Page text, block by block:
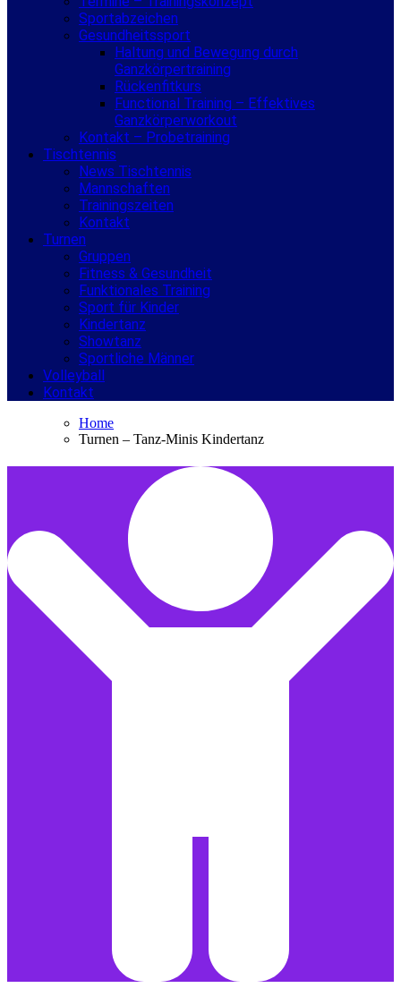
Sportabzeichen
Gesundheitssport
Haltung und Bewegung durch
Ganzkörpertraining
Rückenfitkurs
Functional Training – Effektives
Ganzkörperworkout
Kontakt – Probetraining
Tischtennis
News Tischtennis
Mannschaften
Trainingszeiten
Kontakt
Turnen
Gruppen
Fitness & Gesundheit
Funktionales Training
Sport für Kinder
Kindertanz
Showtanz
Sportliche Männer
Volleyball
Kontakt
Home
Turnen – Tanz-Minis Kindertanz